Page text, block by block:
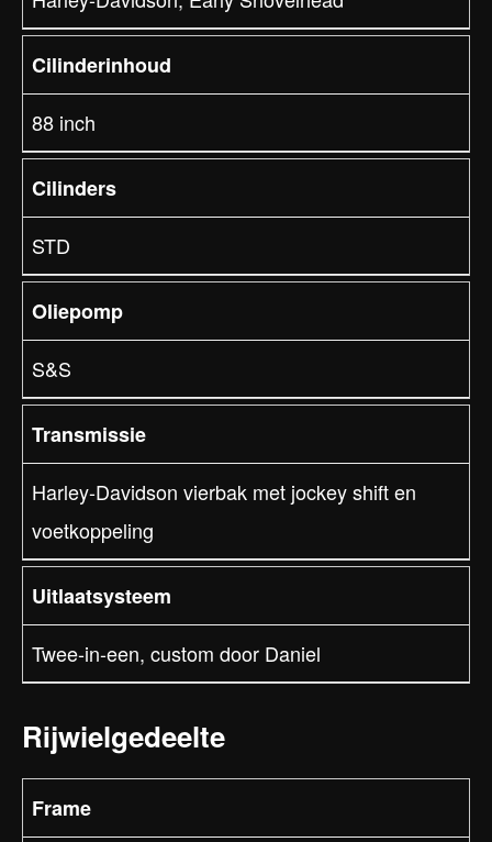
Cilinderinhoud
88 inch
Cilinders
STD
Oliepomp
S&S
Transmissie
Harley-Davidson vierbak met jockey shift en
voetkoppeling
Uitlaatsysteem
Twee-in-een, custom door Daniel
Rijwielgedeelte
Frame